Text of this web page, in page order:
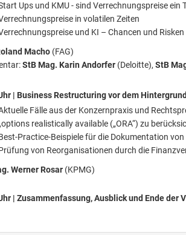
Ups und KMU - sind Verrechnungspreise ein
in volatilen Zeiten
und KI – Chancen und Risken
Macho (FAG)
StB Mag. Karin Andorfer (Deloitte), StB
| Business Restructuring vor dem
Fälle aus der Konzernpraxis und
realistically available („ORA“) zu
Practice-Beispiele für die Dokumentation
von Reorganisationen durch die
Werner Rosar (KPMG)
| Zusammenfassung, Ausblick und Ende der